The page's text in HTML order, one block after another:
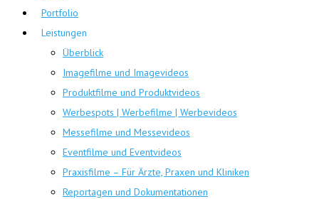
Portfolio
Leistungen
Überblick
Imagefilme und Imagevideos
Produktfilme und Produktvideos
Werbespots | Werbefilme | Werbevideos
Messefilme und Messevideos
Eventfilme und Eventvideos
Praxisfilme – Für Ärzte, Praxen und Kliniken
Reportagen und Dokumentationen